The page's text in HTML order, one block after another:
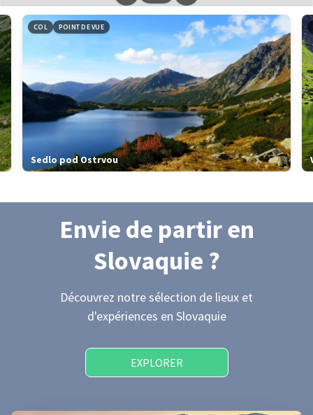
Leaflet|données ©OpenStreetMap/ODbL - renduOSM France
COL POINT DE VUE
Sedlo pod Ostrvou
Envie de partiren
Slovaquie ?
Découvrez notre sélection de lieux et
d'expériences en Slovaquie
EXPLORER